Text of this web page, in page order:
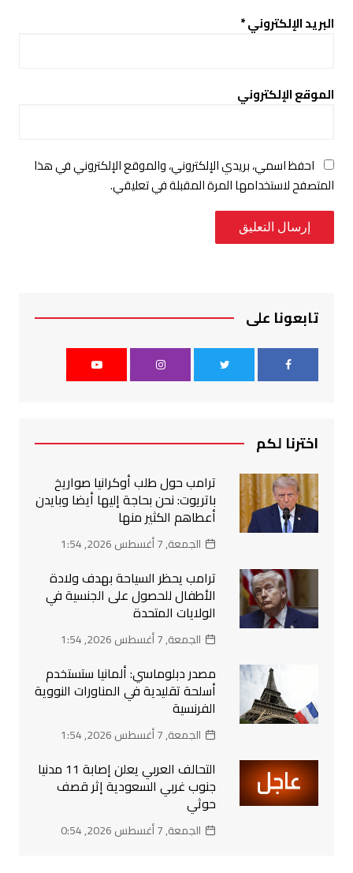
البريد الإلكتروني*
الموقع الإلكتروني
احفظ اسمي، بريدي الإلكتروني، والموقع الإلكتروني في هذا
المتصفح لاستخدامها المرة المقبلة في تعليقي.
تابعونا على
اخترنا لكم
ترامب حول طلب أوكرانيا صواريخ
باتريوت: نحن بحاجة إليها أيضا وبايدن
أعطاهم الكثير منها
الجمعة, 7 أغسطس 2026, 1:54
ترامب يحظر السياحة بهدف ولادة
الأطفال للحصول على الجنسية في
الولايات المتحدة
الجمعة, 7 أغسطس 2026, 1:54
مصدر دبلوماسي: ألمانيا ستستخدم
أسلحة تقليدية في المناورات النووية
الفرنسية
الجمعة, 7 أغسطس 2026, 1:54
التحالف العربي يعلن إصابة 11 مدنيا
جنوب غربي السعودية إثر قصف
حوثي
الجمعة, 7 أغسطس 2026, 0:54